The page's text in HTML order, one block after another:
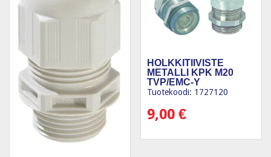
HOLKKITIIVISTE
METALLI KPK M20
TVP/EMC-Y
Tuotekoodi: 1727120
9,00€